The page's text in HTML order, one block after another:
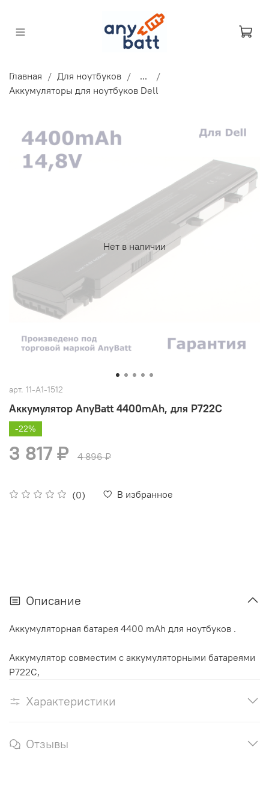
Главная Для ноутбуков
...
Аккумуляторы для ноутбуков Dell
Нет в наличии
арт. 11-A1-1512
Аккумулятор AnyBatt 4400mAh, для P722C
(0) В избранное
-22%
3 817 ₽ 4 896 ₽
Описание
Аккумуляторная батарея 4400 mAh для ноутбуков .
Аккумулятор cовместим с аккумуляторными батареями
P722C,
Характеристики
Отзывы